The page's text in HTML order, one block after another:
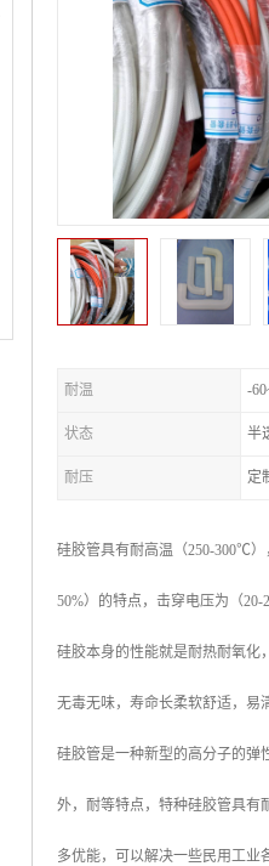
耐温 -
状态 半
耐压 定
硅胶管具有耐高温（250-300℃
50%）的特点，击穿电压为（20-
硅胶本身的性能就是耐热耐氧化
无毒无味，寿命长柔软舒适，易
硅胶管是一种新型的高分子的弹
外，耐等特点，特种硅胶管具有
多优能，可以解决一些民用工业